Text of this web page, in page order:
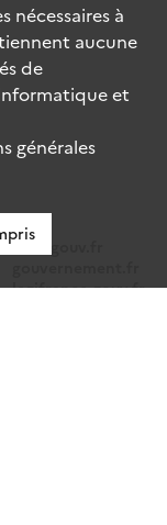
data.gouv.fr
legifrance.gouv.fr
nécessaires à
aucune
de
et
générales